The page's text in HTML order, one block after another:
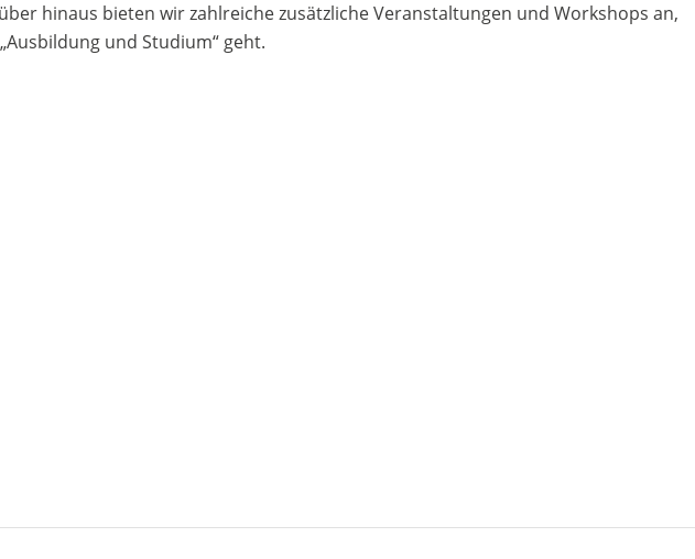
hinaus bieten wir zahlreiche zusätzliche Veranstaltungen und Workshops an,
und Studium“ geht.